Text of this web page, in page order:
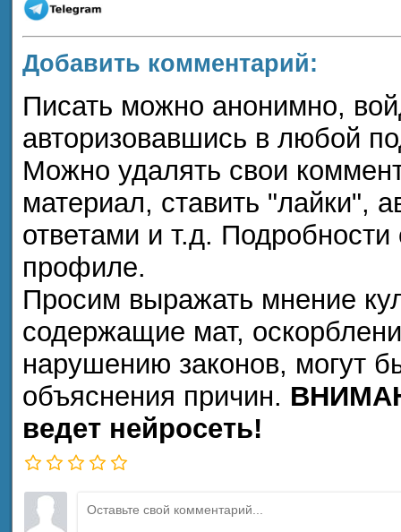
Добавить комментарий:
Писать можно анонимно,
авторизовавшись в любой
Можно удалять свои
материал, ставить "лайки",
ответами и т.д.
профиле.
Просим выражать мнение
содержащие мат,
нарушению законов, могут
объяснения причин.
ведет нейросеть!